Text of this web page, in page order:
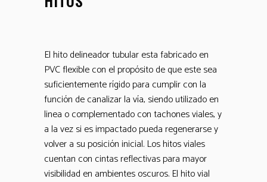
El hito delineador tubular esta fabricado en
PVC flexible con el propósito de que este sea
suficientemente rígido para cumplir con la
función de canalizar la vía, siendo utilizado en
linea o complementado con tachones viales, y
a la vez si es impactado pueda regenerarse y
volver a su posición inicial. Los hitos viales
cuentan con cintas reflectivas para mayor
visibilidad en ambientes oscuros. El hito vial